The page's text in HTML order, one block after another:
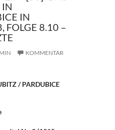
IN
IN
FOLGE 8.10 –
KOMMENTAR
/ PARDUBICE